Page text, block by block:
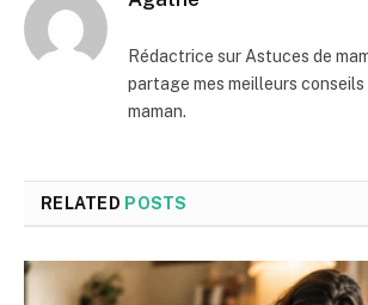
Rédactrice sur Astuces de
partage mes meilleurs
maman.
RELATED POSTS